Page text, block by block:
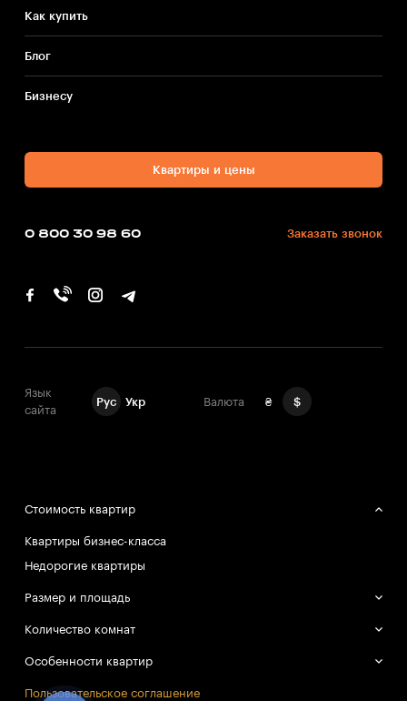
Как купить
Блог
Бизнесу
Квартиры и цены
0 800 30 98 60 Заказать звонок
Язык
сайта
Рус Укр Валюта ₴ $
Стоимость квартир
Квартиры бизнес-класса
Недорогие квартиры
Размер и площадь
Большие квартиры
Маленькие квартиры
Количество комнат
Однокомнатные квартиры
Особенности квартир
Смарт-квартиры
Пользовательское соглашение